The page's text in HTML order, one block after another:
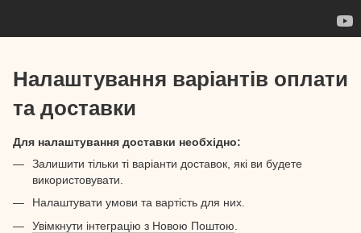
Налаштування варіантів оплати
та доставки
Для налаштування доставки необхідно:
Залишити тільки ті варіанти доставок, які ви будете
використовувати.
Налаштувати умови та вартість для них.
Увімкнути інтеграцію з Новою Поштою